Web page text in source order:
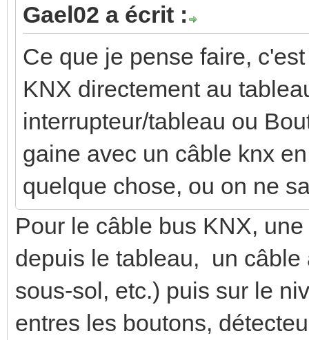
Gael02 a écrit :
Ce que je pense faire,
KNX directement au
interrupteur/tableau ou
gaine avec un câble knx
quelque chose, ou on ne
Pour le câble bus KNX,
depuis le tableau, un câble
sous-sol, etc.) puis sur le
entres les boutons,